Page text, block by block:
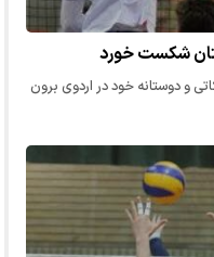
شکست خورد
و دوستانه خود در اردوی برون